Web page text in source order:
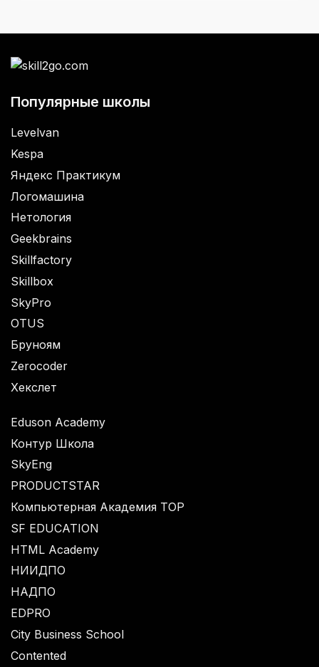
Популярные школы
Levelvan
Kespa
Яндекс Практикум
Логомашина
Нетология
Geekbrains
Skillfactory
Skillbox
SkyPro
OTUS
Бруноям
Zerocoder
Хекслет
Eduson Academy
Контур Школа
SkyEng
PRODUCTSTAR
Компьютерная Академия TOP
SF EDUCATION
HTML Academy
НИИДПО
НАДПО
EDPRO
City Business School
Contented